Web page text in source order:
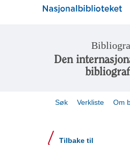
Den
Søk Verkliste Om
Tilbake til